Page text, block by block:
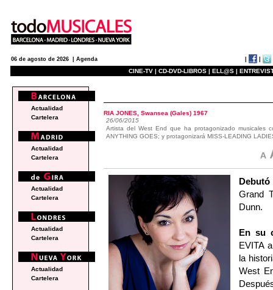
06 de agosto de 2026 | Agenda
CINE-TV | CD-DVD-LIBROS | ELL@S |
RIA JONES, Swansea (Gales) 1967
26/06/2015
Artista del West End que ha protagonizado musicales
ANYTHING GOES; y protagonizará MISS-LEADING
Grand
Dunn.
En su
EVITA
la
West
Actualidad
Cartelera
Actualidad
Cartelera
Actualidad
Cartelera
Actualidad
Cartelera
Actualidad
Cartelera